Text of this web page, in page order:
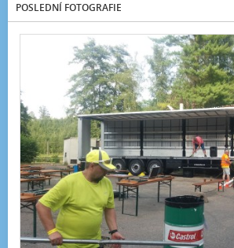
POSLEDNÍ FOTOGRAFIE